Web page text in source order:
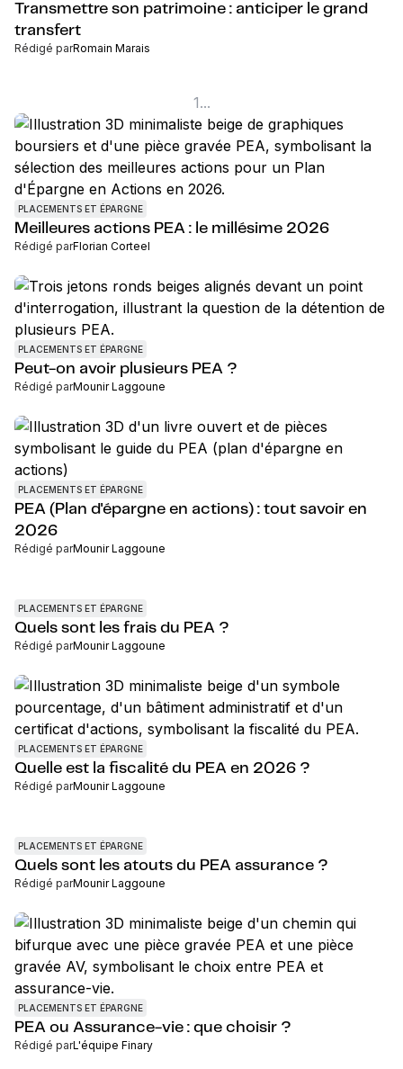
Transmettre son patrimoine : anticiper le grand
transfert
Rédigé parRomain Marais
1...
PLACEMENTS ET ÉPARGNE
Meilleures actions PEA : le millésime 2026
Rédigé parFlorian Corteel
PLACEMENTS ET ÉPARGNE
Peut-on avoir plusieurs PEA ?
Rédigé parMounir Laggoune
PLACEMENTS ET ÉPARGNE
PEA (Plan d'épargne en actions) : tout savoir en
2026
Rédigé parMounir Laggoune
PLACEMENTS ET ÉPARGNE
Quels sont les frais du PEA ?
Rédigé parMounir Laggoune
PLACEMENTS ET ÉPARGNE
Quelle est la fiscalité du PEA en 2026 ?
Rédigé parMounir Laggoune
PLACEMENTS ET ÉPARGNE
Quels sont les atouts du PEA assurance ?
Rédigé parMounir Laggoune
PLACEMENTS ET ÉPARGNE
PEA ou Assurance-vie : que choisir ?
Rédigé parL'équipe Finary